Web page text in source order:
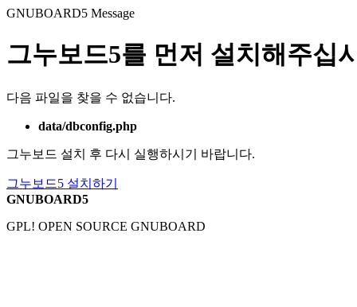
GNUBOARD5 Message
그누보드5를 먼저 설치해주십
다음 파일을 찾을 수 없습니다.
data/dbconfig.php
그누보드 설치 후 다시 실행하시기 바랍니다.
그누보드5 설치하기
GNUBOARD5
GPL! OPEN SOURCE GNUBOARD